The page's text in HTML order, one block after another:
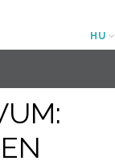
HU